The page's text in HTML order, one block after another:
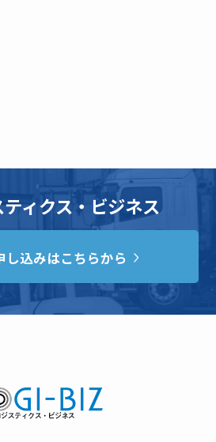
ィクス・ビジネス
し込みはこちらから